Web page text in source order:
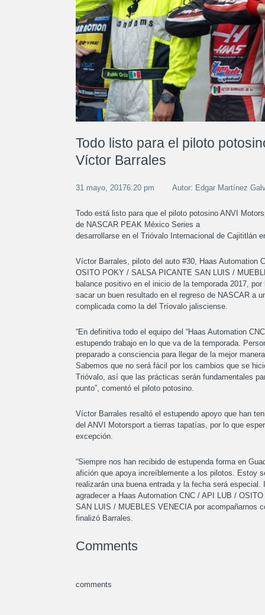
Todo listo para el piloto
Víctor Barrales
31 mayo, 20176:20 pm Autor: Edgar Martínez
Todo está listo para que el piloto potosino ANVI
de NASCAR PEAK México Series a
desarrollarse en el Trióvalo Internacional de Cajititlán
Víctor Barrales, piloto del auto #30, Haas Automation
OSITO POKY / SALSA PICANTE SAN LUIS /
balance positivo en el inicio de la temporada 2017, por
sacar un buen resultado en el regreso de NASCAR a
complicada como la del Tríovalo jalisciense.
“En definitiva todo el equipo del “Haas Automation
estupendo trabajo en lo que va de la temporada.
preparado a consciencia para llegar de la mejor
Sabemos que no será fácil por los cambios que se
Trióvalo, así que las prácticas serán fundamentales
punto”, comentó el piloto potosino.
Víctor Barrales resaltó el estupendo apoyo que han
del ANVI Motorsport a tierras tapatías, por lo que
excepción.
“Siempre nos han recibido de estupenda forma en
afición que apoya increíblemente a los pilotos. Estoy
realizarán una buena entrada y la fecha será especial.
agradecer a Haas Automation CNC / API LUB /
SAN LUIS / MUEBLES VENECIA por acompañarnos
finalizó Barrales.
Comments
comments